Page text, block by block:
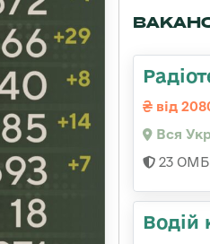
від
Вся
23
Водій